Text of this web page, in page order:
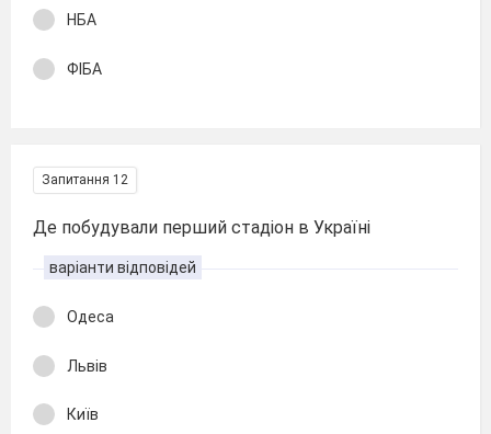
НБА
ФІБА
Запитання 12
Де побудували перший стадіон в Україні
варіанти відповідей
Одеса
Львів
Київ